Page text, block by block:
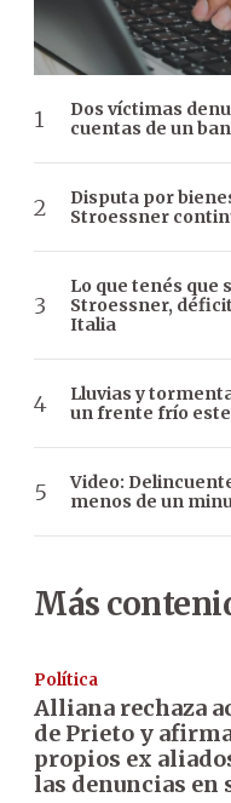
Dos víctimas
cuentas de un
Disputa por
Stroessner
Lo que tenés que
Stroessner,
Italia
Lluvias y
un frente frío
Video:
menos de un
Más
Política
Alliana rechaza
de Prieto y
propios ex
las denuncias en